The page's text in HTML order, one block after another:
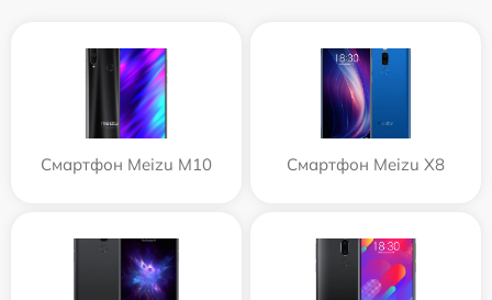
Смартфон Meizu M10 Смартфон Meizu X8